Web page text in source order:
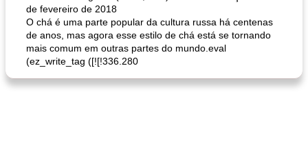
de fevereiro de 2018
O chá é uma parte popular da cultura russa há centenas
de anos, mas agora esse estilo de chá está se tornando
mais comum em outras partes do mundo.eval
(ez_write_tag ([![!336.280